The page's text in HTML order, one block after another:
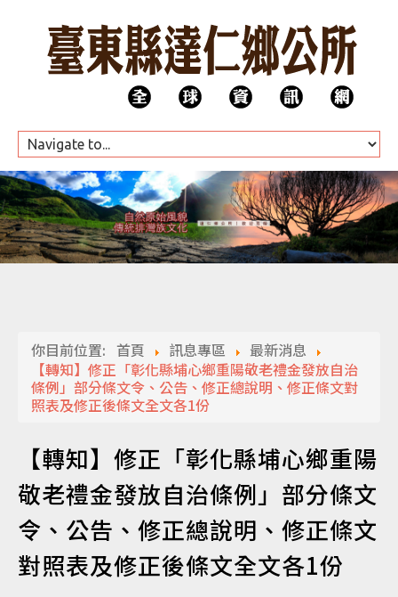
HOME
公所團隊
代表會
訊息專區
你目前位置: 首頁 訊息專區
最新消息
【轉知】修正「彰化縣埔心鄉重陽敬老禮金發放自治
條例」部分條文令、公告、修正總說明、修正條文對
照表及修正後條文全文各1份
【轉知】修正「彰化縣埔心鄉重陽
敬老禮金發放自治條例」部分條文
令、公告、修正總說明、修正條文
對照表及修正後條文全文各1份